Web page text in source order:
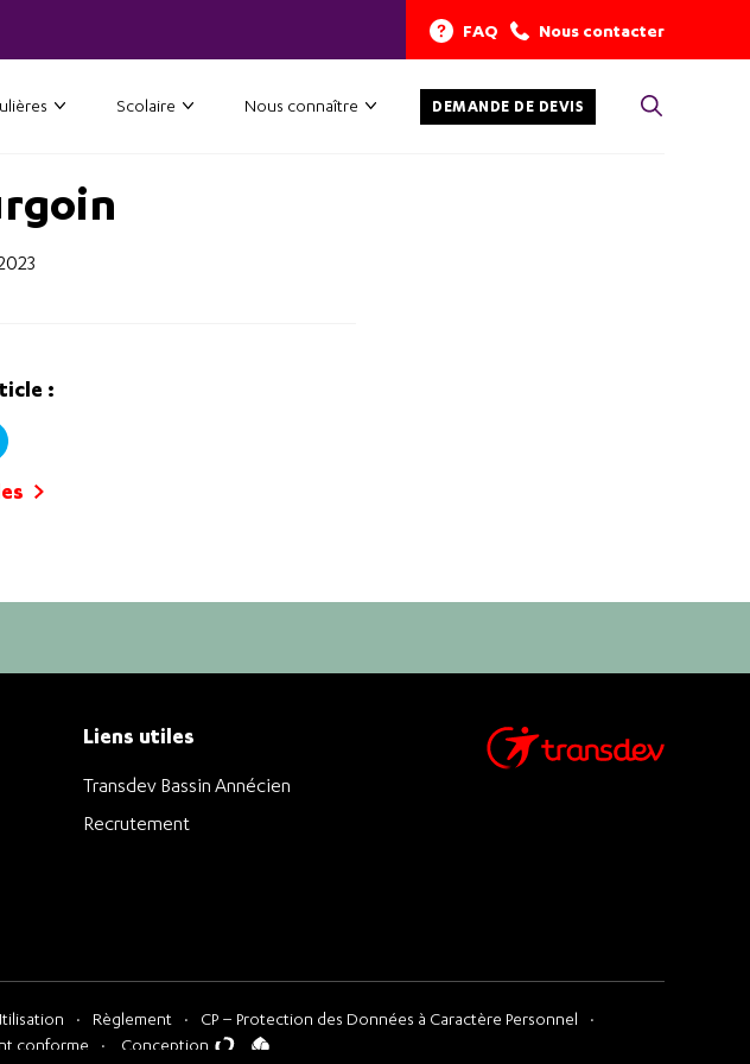
FAQ Nous contacter
Scolaire Nous connaître DEMANDE DE DEVIS
:
Liens utiles
Transdev Bassin Annécien
Recrutement
Règlement
CP – Protection des Données à Caractère Personnel
conforme Conception